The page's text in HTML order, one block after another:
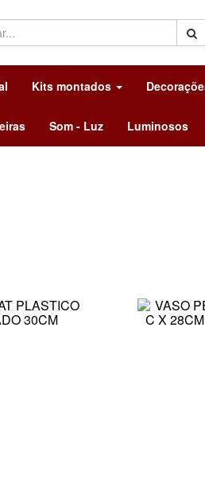
Kits montados
Som - Luz Luminosos